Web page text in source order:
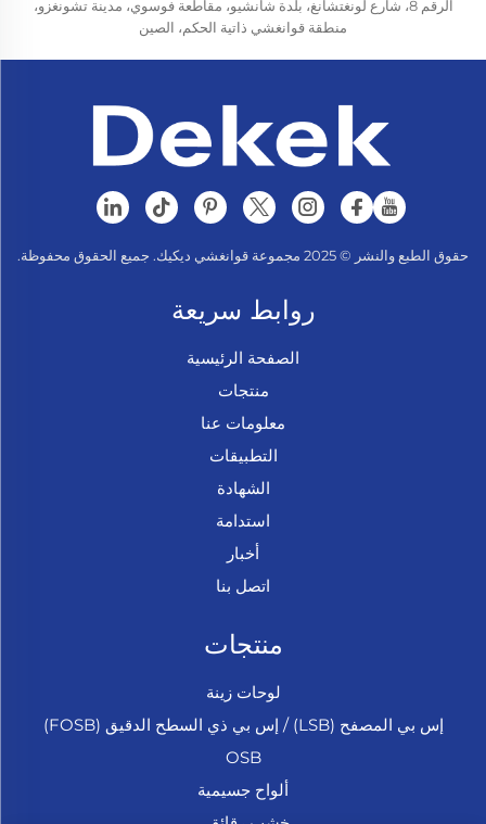
الرقم 8، شارع لونغتشانغ، بلدة شانشيو، مقاطعة فوسوي، مدينة تشونغزو،
منطقة قوانغشي ذاتية الحكم، الصين
حقوق الطبع والنشر © 2025 مجموعة قوانغشي ديكيك. جميع الحقوق محفوظة.
روابط سريعة
الصفحة الرئيسية
منتجات
معلومات عنا
التطبيقات
الشهادة
استدامة
أخبار
اتصل بنا
منتجات
لوحات زينة
إس بي المصفح (LSB) / إس بي ذي السطح الدقيق (FOSB)
OSB
ألواح جسيمية